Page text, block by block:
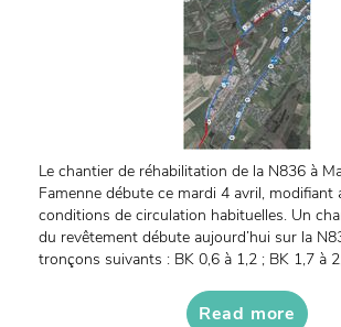
Le chantier de réhabilitation de la N836 à
Famenne débute ce mardi 4 avril, modifiant
conditions de circulation habituelles. Un
du revêtement débute aujourd’hui sur la
tronçons suivants : BK 0,6 à 1,2 ; BK 1,7 à
Read more